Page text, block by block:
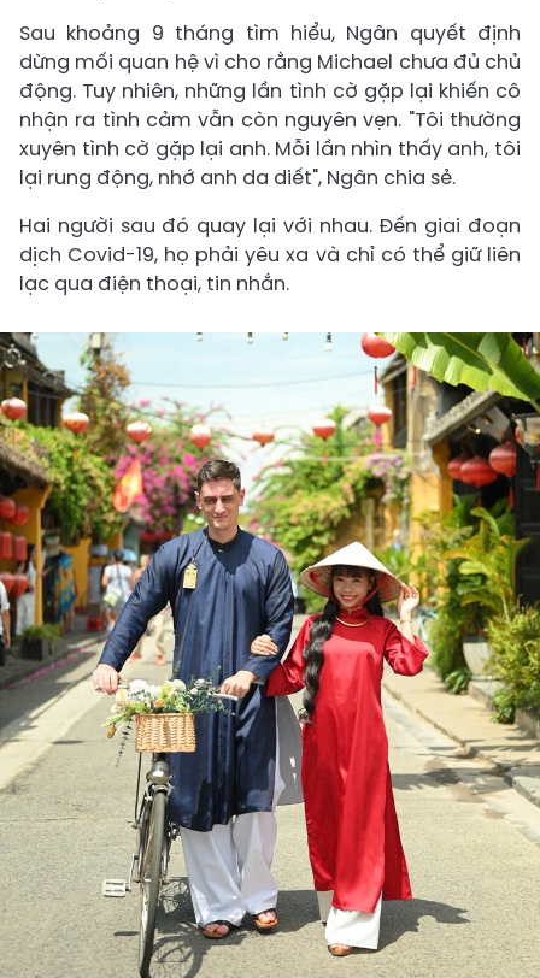
Sau khoảng 9 tháng tìm hiểu, Ngân quyết định
dừng mối quan hệ vì cho rằng Michael chưa đủ chủ
động. Tuy nhiên, những lần tình cờ gặp lại khiến cô
nhận ra tình cảm vẫn còn nguyên vẹn. "Tôi thường
xuyên tình cờ gặp lại anh. Mỗi lần nhìn thấy anh, tôi
lại rung động, nhớ anh da diết", Ngân chia sẻ.
Hai người sau đó quay lại với nhau. Đến giai đoạn
dịch Covid-19, họ phải yêu xa và chỉ có thể giữ liên
lạc qua điện thoại, tin nhắn.